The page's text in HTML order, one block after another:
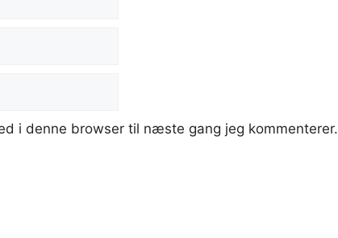
i denne browser til næste gang jeg kommenterer.